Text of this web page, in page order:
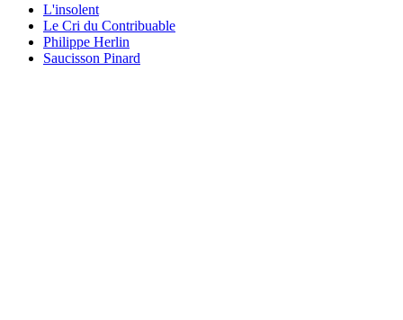
L'insolent
Le Cri du Contribuable
Philippe Herlin
Saucisson Pinard